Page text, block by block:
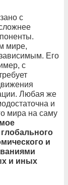
с
мире,
Его
с
Любая же
и
мира на саму
и
и иных